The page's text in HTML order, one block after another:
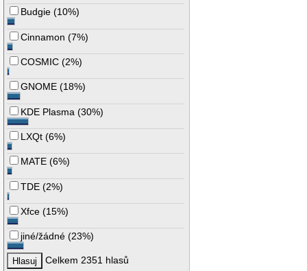
Budgie (10%)
Cinnamon (7%)
COSMIC (2%)
GNOME (18%)
KDE Plasma (30%)
LXQt (6%)
MATE (6%)
TDE (2%)
Xfce (15%)
jiné/žádné (23%)
Celkem 2351 hlasů